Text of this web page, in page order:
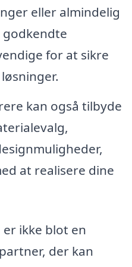
eller almindelig
for at sikre
kan også tilbyde
at realisere dine
ikke blot en
der kan